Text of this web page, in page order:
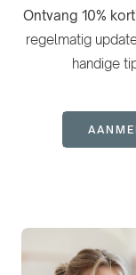
Ontvang 10%
regelmatig
handige